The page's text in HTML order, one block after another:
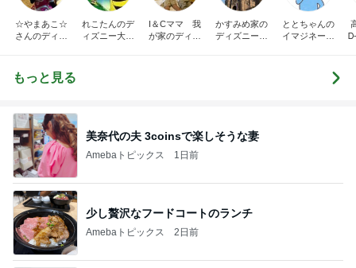
☆やまあこ☆
さんのディズ
れこたんのデ
ィズニー大好
I＆Cママ 我
が家のディズ
かすみめ家の
ディズニー大
ととちゃんの
イマジネーシ
もっと見る
美奈代の夫 3coinsで楽しそうな妻
Amebaトピックス 1日前
少し贅沢なフードコートのランチ
Amebaトピックス 2日前